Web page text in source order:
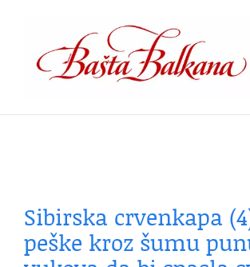
content
Sibirska crvenkapa
peške kroz šumu